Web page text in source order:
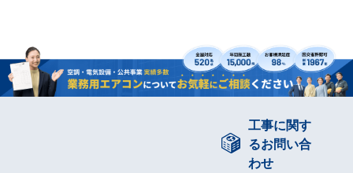
工事に関す
るお問い合
わせ